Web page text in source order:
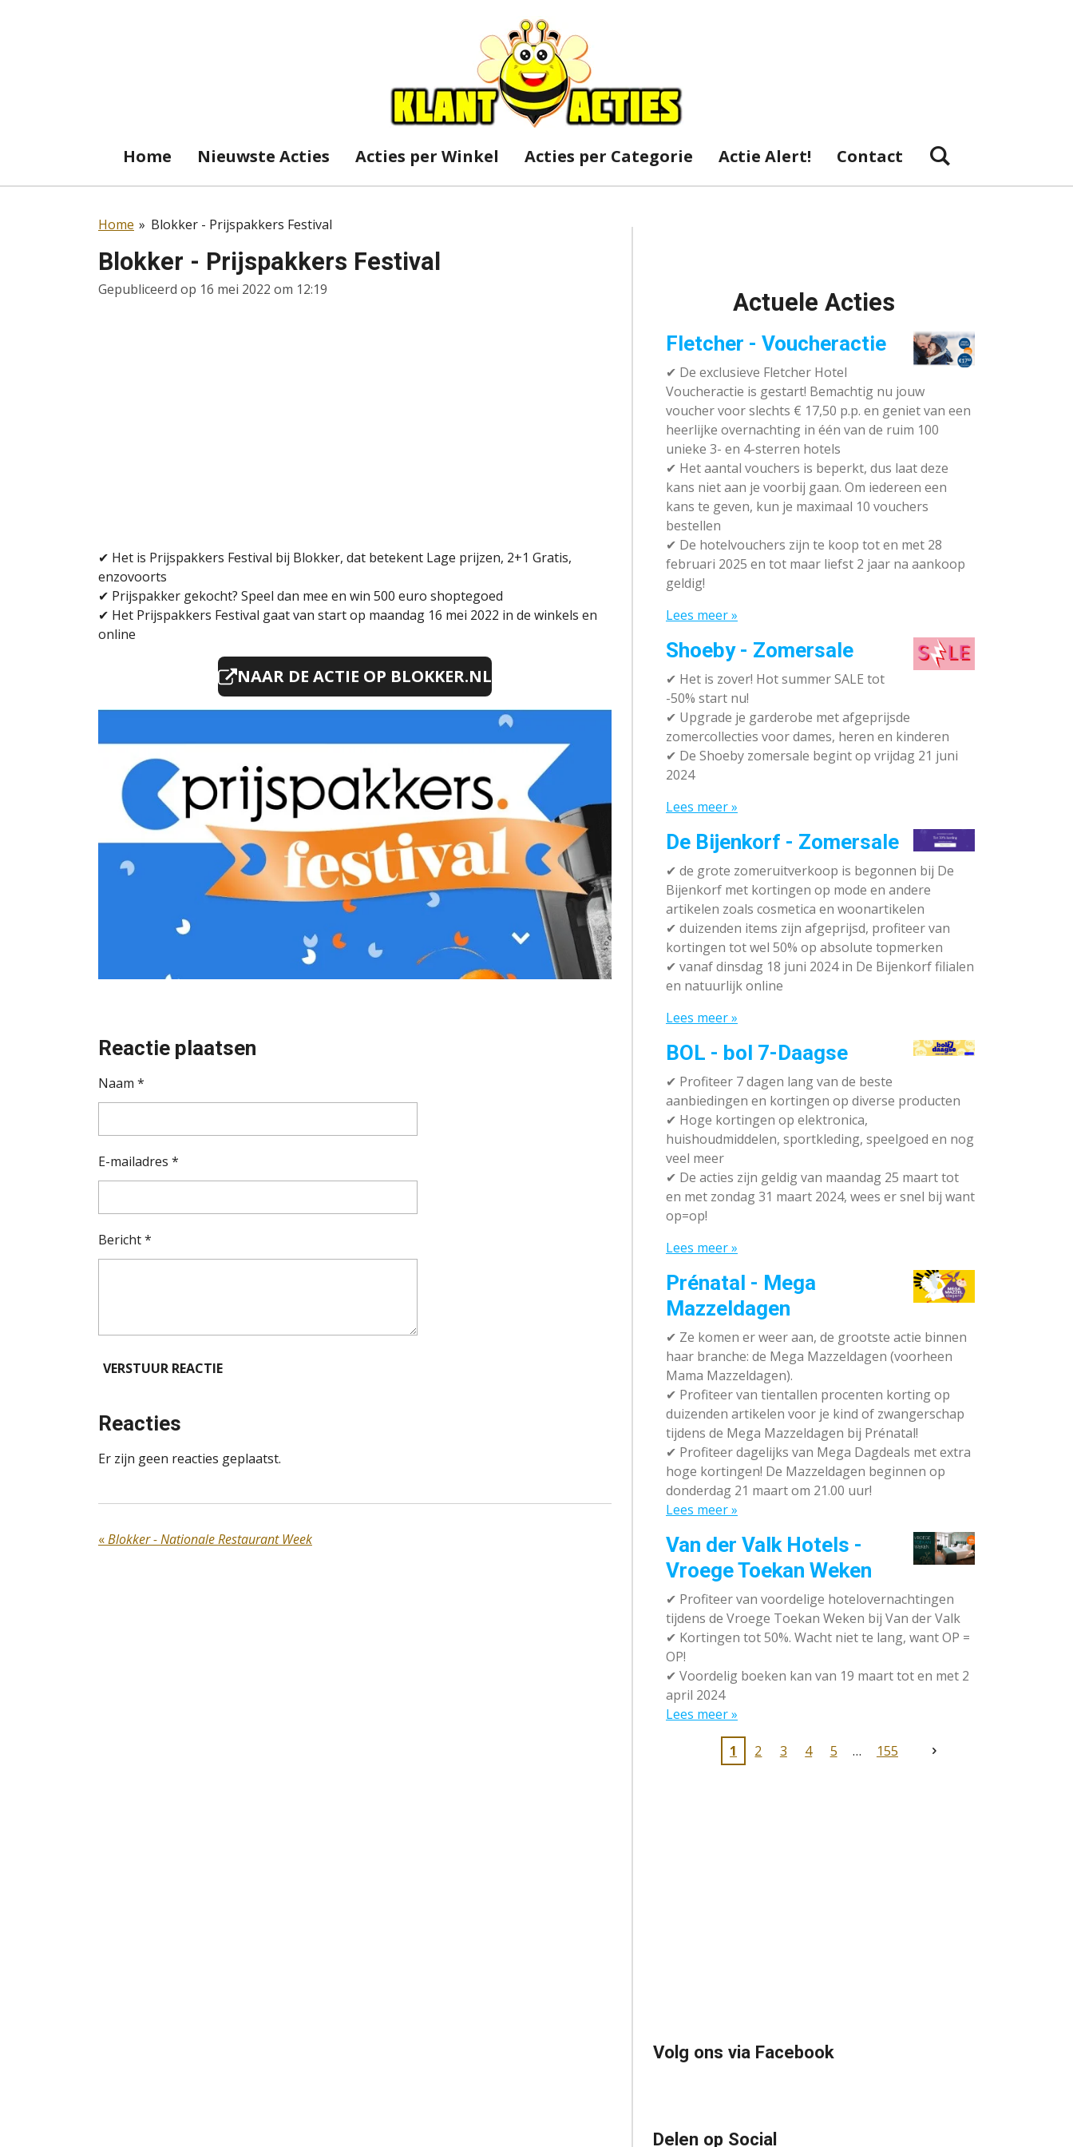
Home Nieuwste Acties Acties per Winkel Acties per Categorie Actie Alert! Contact
Home » Blokker - Prijspakkers Festival
Blokker - Prijspakkers Festival
Gepubliceerd op 16 mei 2022 om 12:19
✔ Het is Prijspakkers Festival bij Blokker, dat betekent Lage prijzen, 2+1 Gratis,
enzovoorts
✔ Prijspakker gekocht? Speel dan mee en win 500 euro shoptegoed
✔ Het Prijspakkers Festival gaat van start op maandag 16 mei 2022 in de winkels en
online
NAAR DE ACTIE OP BLOKKER.NL
Reactie plaatsen
Naam *
E-mailadres *
Bericht *
VERSTUUR REACTIE
Reacties
Er zijn geen reacties geplaatst.
«Blokker - Nationale Restaurant Week
Actuele Acties
Fletcher - Voucheractie
✔ De exclusieve Fletcher Hotel
Voucheractie is gestart! Bemachtig nu jouw
voucher voor slechts € 17,50 p.p. en geniet van een
heerlijke overnachting in één van de ruim 100
unieke 3- en 4-sterren hotels
✔ Het aantal vouchers is beperkt, dus laat deze
kans niet aan je voorbij gaan. Om iedereen een
kans te geven, kun je maximaal 10 vouchers
bestellen
✔ De hotelvouchers zijn te koop tot en met 28
februari 2025 en tot maar liefst 2 jaar na aankoop
geldig!
Lees meer »
Shoeby - Zomersale
✔ Het is zover! Hot summer SALE tot
-50% start nu!
✔ Upgrade je garderobe met afgeprijsde
zomercollecties voor dames, heren en kinderen
✔ De Shoeby zomersale begint op vrijdag 21 juni
2024
Lees meer »
De Bijenkorf - Zomersale
✔ de grote zomeruitverkoop is begonnen bij De
Bijenkorf met kortingen op mode en andere
artikelen zoals cosmetica en woonartikelen
✔ duizenden items zijn afgeprijsd, profiteer van
kortingen tot wel 50% op absolute topmerken
✔ vanaf dinsdag 18 juni 2024 in De Bijenkorf filialen
en natuurlijk online
Lees meer »
BOL - bol 7-Daagse
✔ Profiteer 7 dagen lang van de beste
aanbiedingen en kortingen op diverse producten
✔ Hoge kortingen op elektronica,
huishoudmiddelen, sportkleding, speelgoed en nog
veel meer
✔ De acties zijn geldig van maandag 25 maart tot
en met zondag 31 maart 2024, wees er snel bij want
op=op!
Lees meer »
Prénatal - Mega
Mazzeldagen
✔ Ze komen er weer aan, de grootste actie binnen
haar branche: de Mega Mazzeldagen (voorheen
Mama Mazzeldagen).
✔ Profiteer van tientallen procenten korting op
duizenden artikelen voor je kind of zwangerschap
tijdens de Mega Mazzeldagen bij Prénatal!
✔ Profiteer dagelijks van Mega Dagdeals met extra
hoge kortingen! De Mazzeldagen beginnen op
donderdag 21 maart om 21.00 uur!
Lees meer »
Van der Valk Hotels -
Vroege Toekan Weken
✔ Profiteer van voordelige hotelovernachtingen
tijdens de Vroege Toekan Weken bij Van der Valk
✔ Kortingen tot 50%. Wacht niet te lang, want OP =
OP!
✔ Voordelig boeken kan van 19 maart tot en met 2
april 2024
Lees meer »
1 2 3 4 5 155
Volg ons via Facebook
Delen op Social